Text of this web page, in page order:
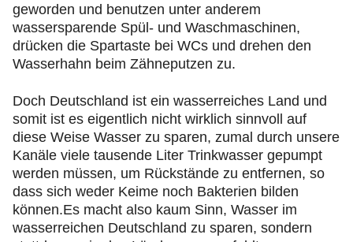
geworden und benutzen unter anderem
wassersparende Spül- und Waschmaschinen,
drücken die Spartaste bei WCs und drehen den
Wasserhahn beim Zähneputzen zu.
Doch Deutschland ist ein wasserreiches Land und
somit ist es eigentlich nicht wirklich sinnvoll auf
diese Weise Wasser zu sparen, zumal durch unsere
Kanäle viele tausende Liter Trinkwasser gepumpt
werden müssen, um Rückstände zu entfernen, so
dass sich weder Keime noch Bakterien bilden
können.Es macht also kaum Sinn, Wasser im
wasserreichen Deutschland zu sparen, sondern